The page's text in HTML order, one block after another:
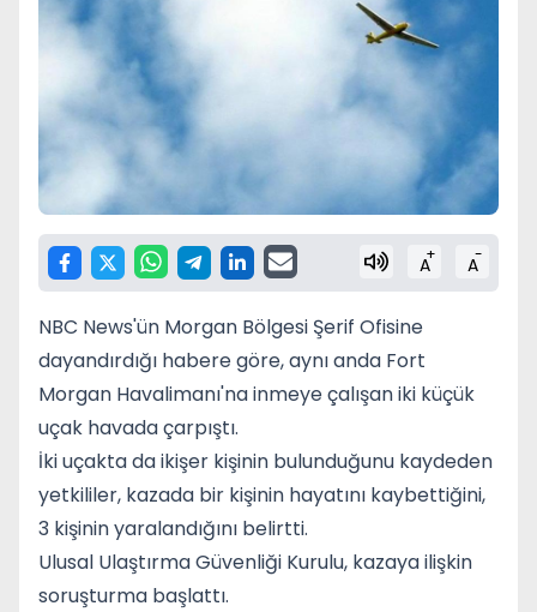
A+ A-
NBC News'ün Morgan Bölgesi Şerif Ofisine
dayandırdığı habere göre, aynı anda Fort
Morgan Havalimanı'na inmeye çalışan iki küçük
uçak havada çarpıştı.
İki uçakta da ikişer kişinin bulunduğunu kaydeden
yetkililer, kazada bir kişinin hayatını kaybettiğini,
3 kişinin yaralandığını belirtti.
Ulusal Ulaştırma Güvenliği Kurulu, kazaya ilişkin
soruşturma başlattı.